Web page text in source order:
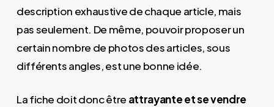
description exhaustive de chaque article, mais
pas seulement. De même, pouvoir proposer un
certain nombre de photos des articles, sous
différents angles, est une bonne idée.
La fiche doit donc être attrayante et se vendre